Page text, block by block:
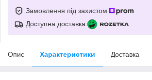
Замовлення під захистом
Доступна доставка
Опис Характеристики Доставка